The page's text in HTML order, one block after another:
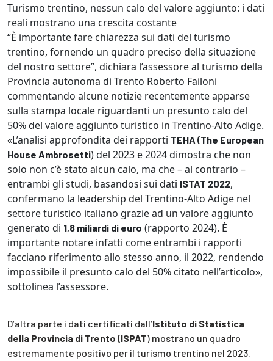
Turismo trentino, nessun calo del valore aggiunto: i dati
reali mostrano una crescita costante
“È importante fare chiarezza sui dati del turismo
trentino, fornendo un quadro preciso della situazione
del nostro settore”, dichiara l’assessore al turismo della
Provincia autonoma di Trento Roberto Failoni
commentando alcune notizie recentemente apparse
sulla stampa locale riguardanti un presunto calo del
50% del valore aggiunto turistico in Trentino-Alto Adige.
«L’analisi approfondita dei rapporti TEHA (The European
House Ambrosetti) del 2023 e 2024 dimostra che non
solo non c’è stato alcun calo, ma che – al contrario –
entrambi gli studi, basandosi sui dati ISTAT 2022,
confermano la leadership del Trentino-Alto Adige nel
settore turistico italiano grazie ad un valore aggiunto
generato di 1,8 miliardi di euro (rapporto 2024). È
importante notare infatti come entrambi i rapporti
facciano riferimento allo stesso anno, il 2022, rendendo
impossibile il presunto calo del 50% citato nell’articolo»,
sottolinea l’assessore.
D’altra parte i dati certificati dall’Istituto di Statistica
della Provincia di Trento (ISPAT) mostrano un quadro
estremamente positivo per il turismo trentino nel 2023.